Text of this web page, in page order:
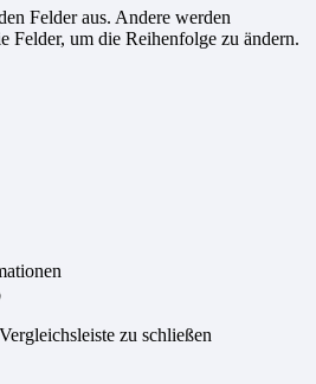
Felder aus. Andere werden
Felder, um die Reihenfolge zu ändern.
zu schließen